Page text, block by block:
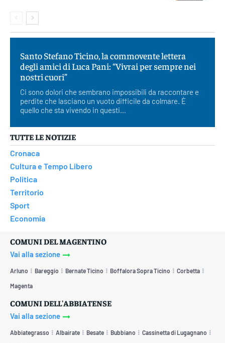
Santo Stefano Ticino, la commovente lettera
degli amici di Luca Pani: “Vivrai per sempre nei
nostri cuori”
Ci sono dolori che sembrano impossibili da raccontare e
perdite che lasciano un vuoto difficile da colmare. È
quello che sta vivendo in questi...
TUTTE LE NOTIZIE
Cronaca
Cultura e Tempo Libero
Politica
Territorio
Sport
Economia
COMUNI DEL MAGENTINO
Vai alla sezione
Arluno Bareggio Bernate Ticino Boffalora Sopra Ticino Corbetta
Magenta
COMUNI DELL'ABBIATENSE
Vai alla sezione
Abbiategrasso Albairate Besate Bubbiano Cassinetta di Lugagnano